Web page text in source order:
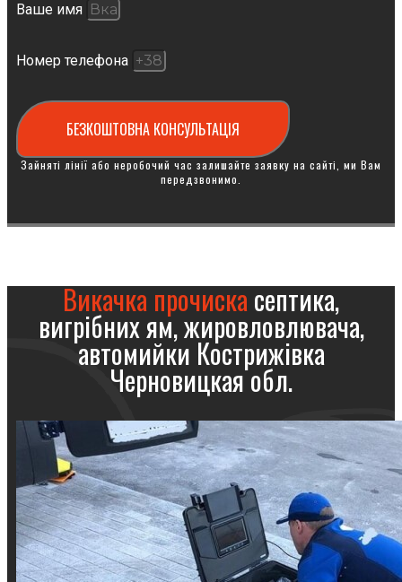
Ваше имя
Номер телефона
БЕЗКОШТОВНА КОНСУЛЬТАЦІЯ
Зайняті лінії або неробочий час залишайте заявку на сайті, ми Вам
передзвонимо.
Викачка прочискасептика,
вигрібних ям, жировловлювача,
автомийки Кострижівка
Черновицкая обл.